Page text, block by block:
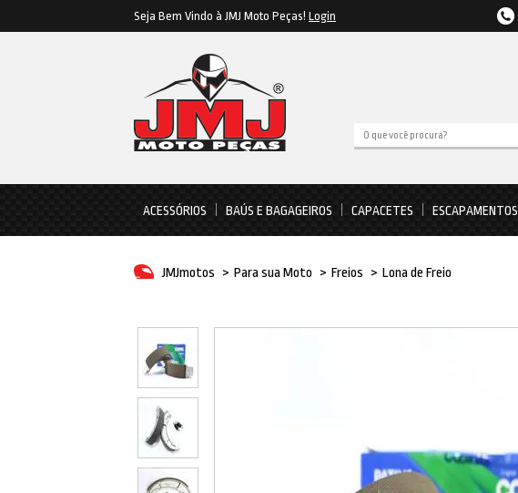
Seja Bem Vindo à JMJ Moto Peças! Login
ACESSÓRIOS BAÚS E BAGAGEIROS CAPACETES ESCAPAMENTOS
JMJmotos > Para sua Moto > Freios > Lona de Freio